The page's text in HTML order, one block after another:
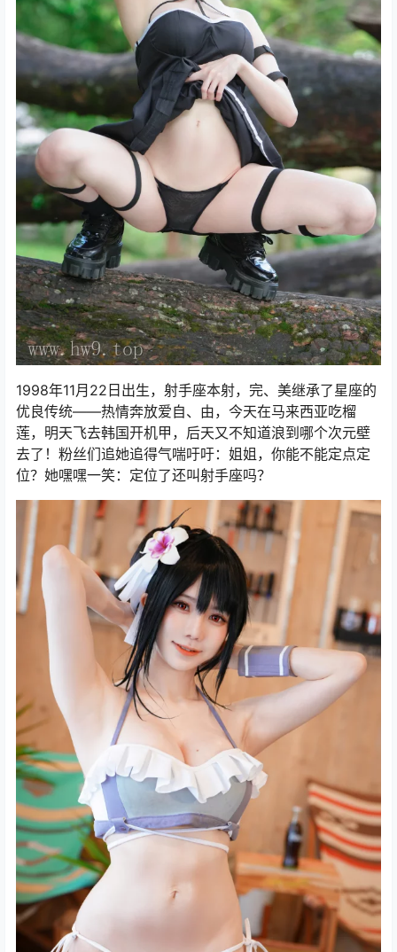
1998年11月22日出生，射手座本射，完、美继承了星座的
优良传统——热情奔放爱自、由，今天在马来西亚吃榴
莲，明天飞去韩国开机甲，后天又不知道浪到哪个次元壁
去了！粉丝们追她追得气喘吁吁：姐姐，你能不能定点定
位？她嘿嘿一笑：定位了还叫射手座吗？